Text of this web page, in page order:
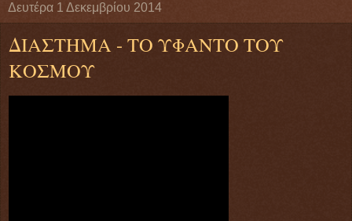
Δευτέρα 1 Δεκεμβρίου 2014
ΔΙΑΣΤΗΜΑ - ΤΟ ΥΦΑΝΤΟ ΤΟΥ
ΚΟΣΜΟΥ